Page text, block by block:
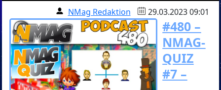
NMag Redaktion 29.03.2023 09:01
#480 –
NMAG-
QUIZ
#7 –